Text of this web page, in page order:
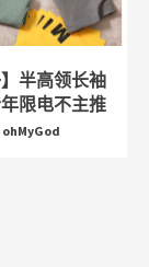
】半高领长袖
限电不主推
ohMyGod